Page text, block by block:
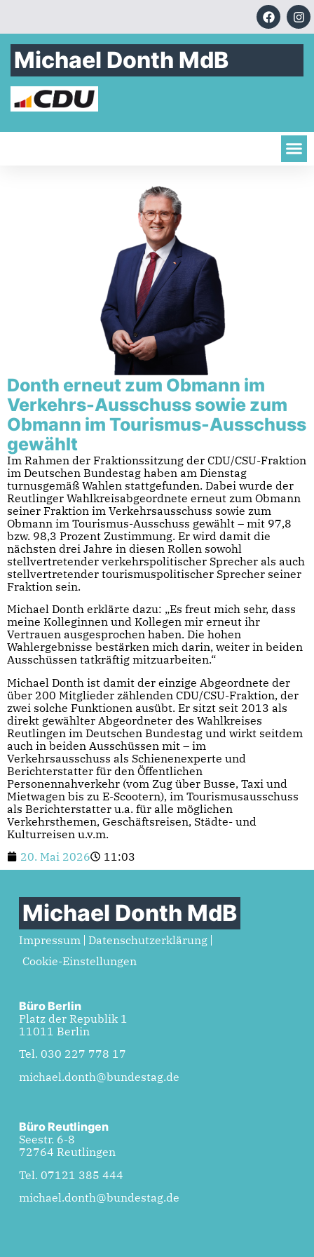
Michael Donth MdB
Donth erneut zum Obmann im
Verkehrs-Ausschuss sowie zum
Obmann im Tourismus-Ausschuss
gewählt
Im Rahmen der Fraktionssitzung der CDU/CSU-Fraktion
im Deutschen Bundestag haben am Dienstag
turnusgemäß Wahlen stattgefunden. Dabei wurde der
Reutlinger Wahlkreisabgeordnete erneut zum Obmann
seiner Fraktion im Verkehrsausschuss sowie zum
Obmann im Tourismus-Ausschuss gewählt – mit 97,8
bzw. 98,3 Prozent Zustimmung. Er wird damit die
nächsten drei Jahre in diesen Rollen sowohl
stellvertretender verkehrspolitischer Sprecher als auch
stellvertretender tourismuspolitischer Sprecher seiner
Fraktion sein.
Michael Donth erklärte dazu: „Es freut mich sehr, dass
meine Kolleginnen und Kollegen mir erneut ihr
Vertrauen ausgesprochen haben. Die hohen
Wahlergebnisse bestärken mich darin, weiter in beiden
Ausschüssen tatkräftig mitzuarbeiten.“
Michael Donth ist damit der einzige Abgeordnete der
über 200 Mitglieder zählenden CDU/CSU-Fraktion, der
zwei solche Funktionen ausübt. Er sitzt seit 2013 als
direkt gewählter Abgeordneter des Wahlkreises
Reutlingen im Deutschen Bundestag und wirkt seitdem
auch in beiden Ausschüssen mit – im
Verkehrsausschuss als Schienenexperte und
Berichterstatter für den Öffentlichen
Personennahverkehr (vom Zug über Busse, Taxi und
Mietwagen bis zu E-Scootern), im Tourismusausschuss
als Berichterstatter u.a. für alle möglichen
Verkehrsthemen, Geschäftsreisen, Städte- und
Kulturreisen u.v.m.
20. Mai 2026
11:03
Michael Donth MdB
Impressum
Datenschutzerklärung
Cookie-Einstellungen
Büro Berlin
Platz der Republik 1
11011 Berlin
Tel. 030 227 778 17
michael.donth@bundestag.de
Büro Reutlingen
Seestr. 6-8
72764 Reutlingen
Tel. 07121 385 444
michael.donth@bundestag.de